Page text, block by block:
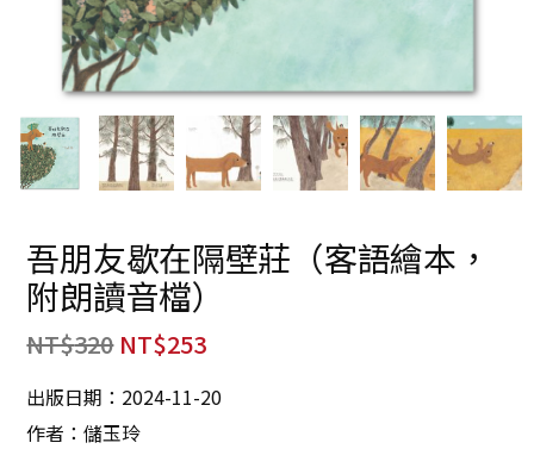
吾朋友歇在隔壁莊（客語繪本，
附朗讀音檔）
NT$320 NT$253
出版日期：2024-11-20
作者：儲玉玲